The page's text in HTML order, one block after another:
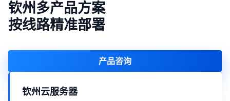
钦州多产品方案
按线路精准部署
产品咨询
钦州云服务器